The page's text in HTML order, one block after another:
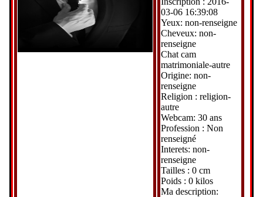
03-06 16:39:08
Yeux: non-renseigne
Cheveux: non-
renseigne
Chat cam
matrimoniale-autre
Origine: non-
renseigne
Religion : religion-
autre
Webcam: 30 ans
Profession : Non
renseigné
Interets: non-
renseigne
Tailles : 0 cm
Poids : 0 kilos
Ma description: